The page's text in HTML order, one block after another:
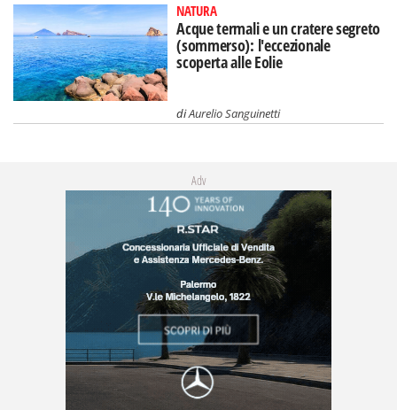
NATURA
Acque termali e un cratere segreto
(sommerso): l'eccezionale
scoperta alle Eolie
diAurelio Sanguinetti
Adv